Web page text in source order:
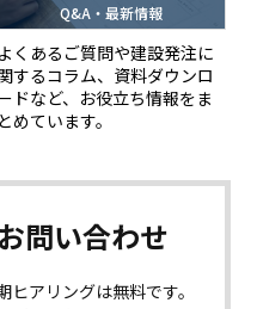
Q&A・最新情報
よくあるご質問や建設発注に
するコラム、資料ダウンロ
ドなど、お役立ち情報をま
とめています。
お問い合わせ
アリングは無料です。